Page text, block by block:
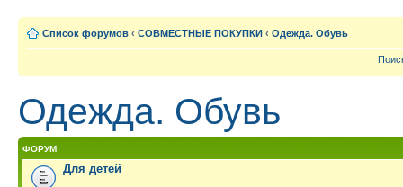
Список форумов ‹ СОВМЕСТНЫЕ ПОКУПКИ ‹ Одежда. Обувь
Одежда. Обувь
ФОРУМ
Для детей